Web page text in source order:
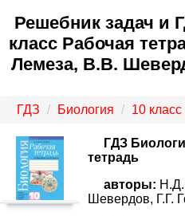
Решебник задач и
класс Рабочая
Лемеза, В.В.
ГДЗ Биология 10 класс
ГДЗ
тетрадь
авторы:
Шевердов, Г.Г.